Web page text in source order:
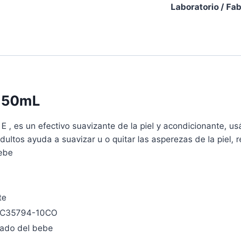
Laboratorio /
E , es un efectivo suavizante de la piel y acondicionante,
ayuda a suavizar u o quitar las asperezas de la
10CO
del bebe